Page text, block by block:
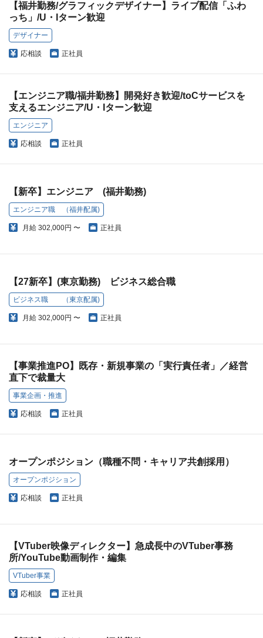
【福井勤務/グラフィックデザイナー】ライブ配信「ふわ
っち」/U・Iターン歓迎
デザイナー
応相談 正社員
【エンジニア職/福井勤務】開発好き歓迎/toCサービスを
支えるエンジニア/U・Iターン歓迎
エンジニア
応相談 正社員
【新卒】エンジニア (福井勤務)
エンジニア職 （福井配属)
月給 302,000円 〜 正社員
【27新卒】(東京勤務) ビジネス総合職
ビジネス職 （東京配属)
月給 302,000円 〜 正社員
【事業推進PO】既存・新規事業の「実行責任者」／経営
直下で裁量大
事業企画・推進
応相談 正社員
オープンポジション（職種不問・キャリア共創採用）
オープンポジション
応相談 正社員
【VTuber映像ディレクター】急成長中のVTuber事務
所/YouTube動画制作・編集
VTuber事業
応相談 正社員